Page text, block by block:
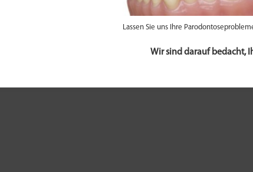
Lassen Sie uns Ihre
Wir sind darauf bedacht,